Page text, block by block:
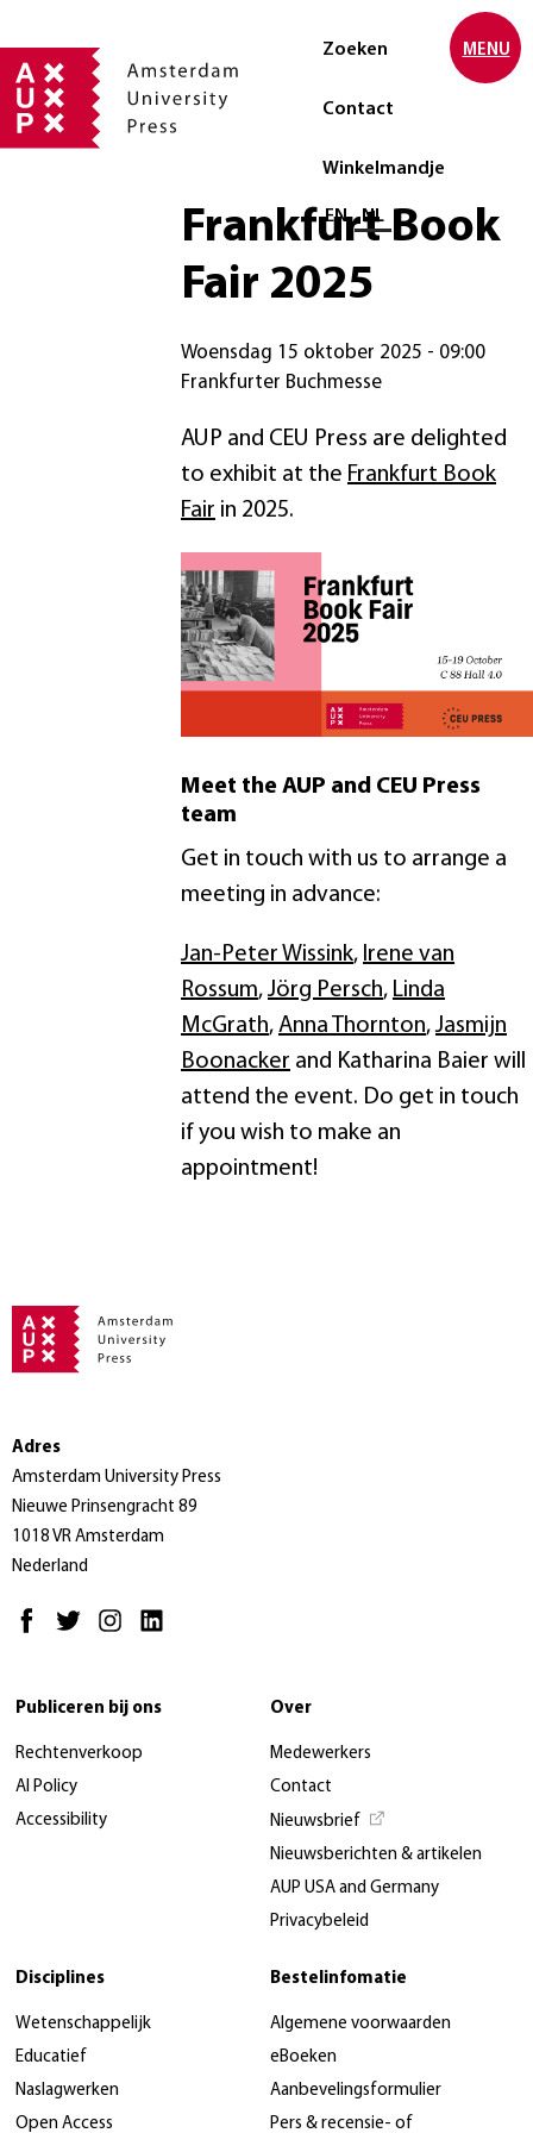
Zoeken
Contact
Winkelmandje
Selecteer taal
EN NL
MENU
Frankfurt Book
Fair 2025
woensdag 15 oktober 2025 - 09:00
Frankfurter Buchmesse
AUP and CEU Press are delighted
to exhibit at the Frankfurt Book
Fair in 2025.
Meet the AUP and CEU Press
team
Get in touch with us to arrange a
meeting in advance:
Jan-Peter Wissink, Irene van
Rossum,Jörg Persch, Linda
McGrath, Anna Thornton,Jasmijn
Boonacker and Katharina Baier will
attend the event. Do get in touch
if you wish to make an
appointment!
Adres
Amsterdam University Press
Nieuwe Prinsengracht 89
1018 VR Amsterdam
Nederland
Publiceren bij ons
Rechtenverkoop
AI Policy
Accessibility
Over
Medewerkers
Contact
Nieuwsbrief
Nieuwsberichten & artikelen
AUP USA and Germany
Privacybeleid
Disciplines
Wetenschappelijk
Educatief
Naslagwerken
Open Access
Bestelinfomatie
Algemene voorwaarden
eBoeken
Aanbevelingsformulier
Pers & recensie- of